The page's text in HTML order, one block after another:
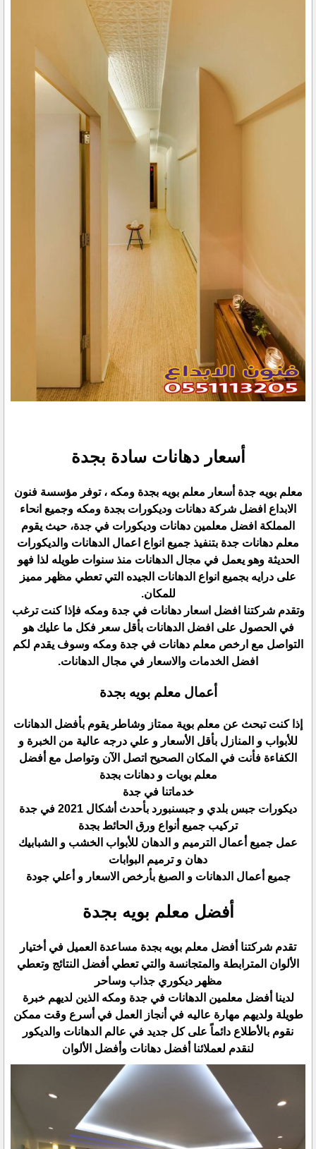
أسعار دهانات سادة بجدة
معلم بويه جدة أسعار معلم بويه بجدة ومكه ، توفر مؤسسة فنون
الابداع افضل شركة دهانات وديكورات بجدة ومكه وجميع انحاء
المملكة افضل معلمين دهانات وديكورات في جدة، حيث يقوم
معلم دهانات جدة بتنفيذ جميع انواع اعمال الدهانات والديكورات
الحديثة وهو يعمل في مجال الدهانات منذ سنوات طويله لذا فهو
على درايه بجميع انواع الدهانات الجيده التي تعطي مظهر مميز
للمكان.
وتقدم شركتنا افضل اسعار دهانات في جدة ومكه فإذا كنت ترغب
في الحصول على افضل الدهانات بأقل سعر فكل ما عليك هو
التواصل مع ارخص معلم دهانات في جدة ومكه وسوف يقدم لكم
افضل الخدمات والاسعار في مجال الدهانات.
أعمال معلم بويه بجدة
إذا كنت تبحث عن معلم بوية ممتاز وشاطر يقوم بأفضل الدهانات
للأبواب و المنازل بأقل الأسعار و علي درجه عالية من الخبرة و
الكفاءة فأنت في المكان الصحيح اتصل الآن وتواصل مع أفضل
معلم بويات و دهانات بجدة
خدماتنا في جدة
ديكورات جبس بلدي و جبسنبورد بأحدث أشكال 2021 في جدة
تركيب جميع أنواع ورق الحائط بجدة
عمل جميع أعمال الترميم و الدهان للأبواب الخشب و الشبابيك
دهان و ترميم البوابات
جميع أعمال الدهانات و الصبغ بأرخص الاسعار و أعلي جودة
أفضل معلم بويه بجدة
تقدم شركتنا أفضل معلم بويه بجدة مساعدة العميل في أختيار
الألوان المترابطة والمتجانسة والتي تعطي أفضل النتائج وتعطي
مظهر ديكوري جذاب وساحر
لدينا أفضل معلمين الدهانات في جدة ومكه الذين لديهم خبرة
طويلة ولديهم مهارة عاليه في أنجاز العمل في أسرع وقت ممكن
نقوم بالأطلاع دائماً على كل جديد في عالم الدهانات والديكور
لنقدم لعملائنا أفضل دهانات وأفضل الألوان